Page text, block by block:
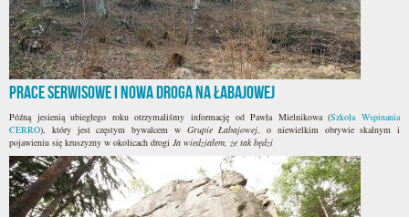
Prace serwisowe i nowa droga na Łabajowej
Późną jesienią ubiegłego roku otrzymaliśmy informację od Pawła Mielnikowa (Szkoła Wspinania
CERRO), który jest częstym bywalcem w Grupie Łabajowej, o niewielkim obrywie skalnym i
pojawieniu się kruszyzny w okolicach drogi Ja wiedziałem, że tak będzi